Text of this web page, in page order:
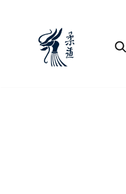
innholdet